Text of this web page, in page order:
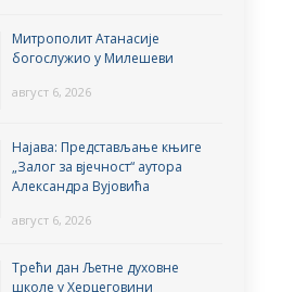
Митрополит Атанасије
богослужио у Милешеви
август 6, 2026
Најава: Представљање књиге
„Залог за вјечност“ аутора
Александра Вујовића
август 6, 2026
Трећи дан Љетне духовне
школе у Херцеговини